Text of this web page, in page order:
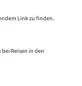
Link zu finden.
Reisen in den